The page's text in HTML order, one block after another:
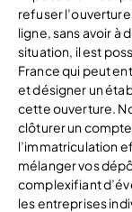
refuser l’ouverture
ligne, sans avoir à
situation, il est
France qui peut
et désigner un
cette ouverture.
clôturer un
l’immatriculation
mélanger vos
complexifiant
les entreprises